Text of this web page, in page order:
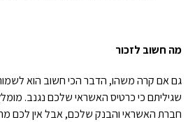
מה חשוב לזכור
גם אם קרה משהו, הדבר הכי חשוב הוא לשמור
שגיליתם כי כרטיס האשראי שלכם נגנב.
חברת האשראי והבנק שלכם, אבל אין לכם מה